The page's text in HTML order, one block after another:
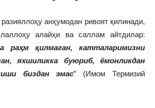
анҳумодан ривоят қилинади,
алайҳи ва саллам айтдилар:
раҳм қилмаган, катталаримизни
яхшиликка буюриб, ёмонликдан
биздан эмас” (Имом Термизий